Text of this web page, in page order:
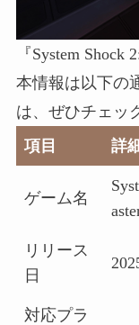
『System Shock
本情報は以下の
は、ぜひチェッ
項目
詳
ゲーム名
リリース
日
対応プラ